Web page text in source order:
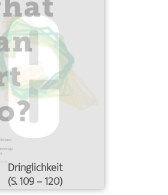
Dringlichkeit
(S. 109 – 120)